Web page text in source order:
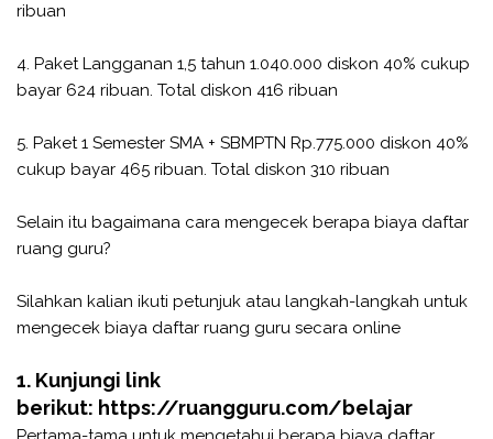
ribuan
4. Paket Langganan 1,5 tahun 1.040.000 diskon 40% cukup
bayar 624 ribuan. Total diskon 416 ribuan
5. Paket 1 Semester SMA + SBMPTN Rp.775.000 diskon 40%
cukup bayar 465 ribuan. Total diskon 310 ribuan
Selain itu bagaimana cara mengecek berapa biaya daftar
ruang guru?
Silahkan kalian ikuti petunjuk atau langkah-langkah untuk
mengecek biaya daftar ruang guru secara online
1. Kunjungi link
berikut: https://ruangguru.com/belajar